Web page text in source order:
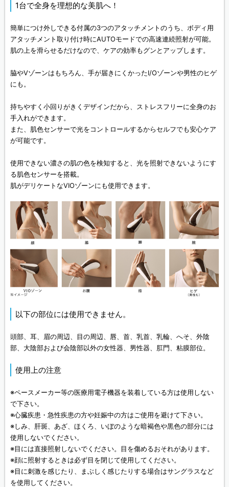
1台で全身を理想的な美肌へ！
簡単につけ外しできる付属の3つのアタッチメントのうち、ボディ用
アタッチメント取り付け時にAUTOモードでの高速連続照射が可能。
肌の上を滑らせるだけなので、ケアの効率もグンとアップします。
脇やVゾーンはもちろん、手が届きにくかったI/Oゾーンや男性のヒゲ
にも。
持ちやすく小回りがきくデザインだから、ストレスフリーに全身のお
手入れができます。
また、肌色センサーで光をコントロールするからセルフでも安心ケア
が可能です。
使用できない濃さの肌の色を検知すると、光を照射できないようにす
る肌色センサーを搭載。
肌がデリケートなVIOゾーンにも使用できます。
以下の部位には使用できません。
頭部、耳、眉の周辺、目の周辺、唇、首、乳首、乳輪、へそ、外陰
部、大陰部および会陰部以外の女性器、男性器、肛門、粘膜部位。
使用上の注意
※ペースメーカー等の医療用電子機器を装着している方は使用しない
で下さい。
※心臓疾患・急性疾患の方や妊娠中の方はご使用を避けて下さい。
※しみ、肝斑、あざ、ほくろ、いぼのような暗褐色や黒色の部分には
使用しないでください。
※目には直接照射しないでください。目を傷めるおそれがあります。
※顔に照射するときは必ず目を閉じて使用してください。
※目に刺激を感じたり、まぶしく感じたりする場合はサングラスなど
を使用してください。